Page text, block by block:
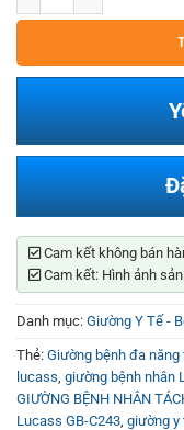
Cam kết không bán
Cam kết: Hình ảnh
Danh mục: Giường Y Tế -
Thẻ: Giường bệnh đa
lucass giường bệnh nhân
GIƯỜNG BỆNH NHÂN
Lucass GB-C243 giường y